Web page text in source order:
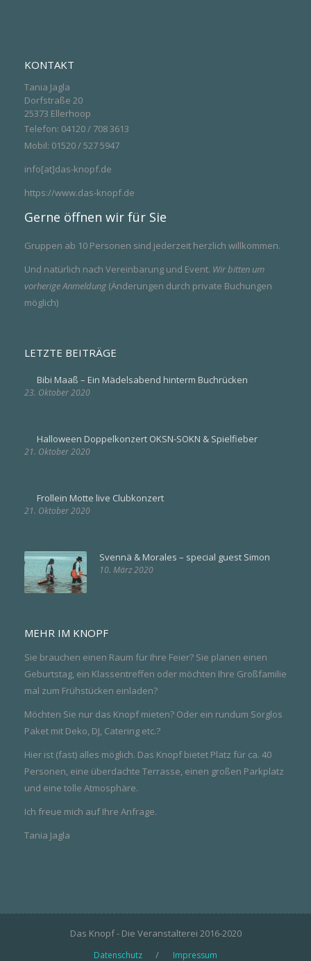
KONTAKT
Tania Jagla
Dorfstraße 20
25373 Ellerhoop
Telefon: 04120 / 708 3613
Mobil: 01520 / 527 5947
info[at]das-knopf.de
https://www.das-knopf.de
Gerne öffnen wir für Sie
Gruppen ab 10 Personen sind jederzeit herzlich willkommen.
Und natürlich nach Vereinbarung und Event. Wir bitten um
vorherige Anmeldung (Änderungen durch private Buchungen
möglich)
LETZTE BEITRÄGE
Bibi Maaß – Ein Mädelsabend hinterm Buchrücken
23. Oktober 2020
Halloween Doppelkonzert OKSN-SOKN & Spielfieber
21. Oktober 2020
Frollein Motte live Clubkonzert
21. Oktober 2020
Svennä & Morales – special guest Simon
10. März 2020
MEHR IM KNOPF
Sie brauchen einen Raum für Ihre Feier? Sie planen einen
Geburtstag, ein Klassentreffen oder möchten Ihre Großfamilie
mal zum Frühstücken einladen?
Möchten Sie nur das Knopf mieten? Oder ein rundum Sorglos
Paket mit Deko, DJ, Catering etc.?
Hier ist (fast) alles möglich. Das Knopf bietet Platz für ca. 40
Personen, eine über­dachte Terrasse, einen großen Parkplatz
und eine tolle Atmosphäre.
Ich freue mich auf Ihre Anfrage.
Tania Jagla
Das Knopf - Die Veranstalterei 2016-2020
Datenschutz Impressum